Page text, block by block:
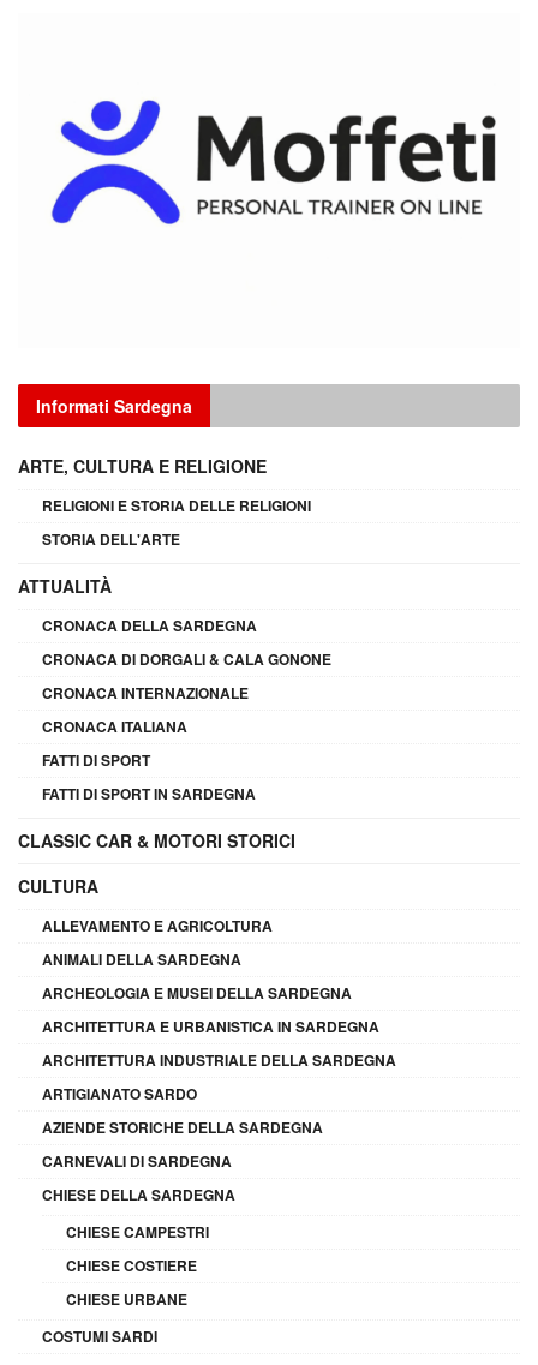
Informati Sardegna
ARTE, CULTURA E RELIGIONE
RELIGIONI E STORIA DELLE RELIGIONI
STORIA DELL'ARTE
ATTUALITÀ
CRONACA DELLA SARDEGNA
CRONACA DI DORGALI & CALA GONONE
CRONACA INTERNAZIONALE
CRONACA ITALIANA
FATTI DI SPORT
FATTI DI SPORT IN SARDEGNA
CLASSIC CAR & MOTORI STORICI
CULTURA
ALLEVAMENTO E AGRICOLTURA
ANIMALI DELLA SARDEGNA
ARCHEOLOGIA E MUSEI DELLA SARDEGNA
ARCHITETTURA E URBANISTICA IN SARDEGNA
ARCHITETTURA INDUSTRIALE DELLA SARDEGNA
ARTIGIANATO SARDO
AZIENDE STORICHE DELLA SARDEGNA
CARNEVALI DI SARDEGNA
CHIESE DELLA SARDEGNA
CHIESE CAMPESTRI
CHIESE COSTIERE
CHIESE URBANE
COSTUMI SARDI